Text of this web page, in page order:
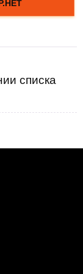
списка